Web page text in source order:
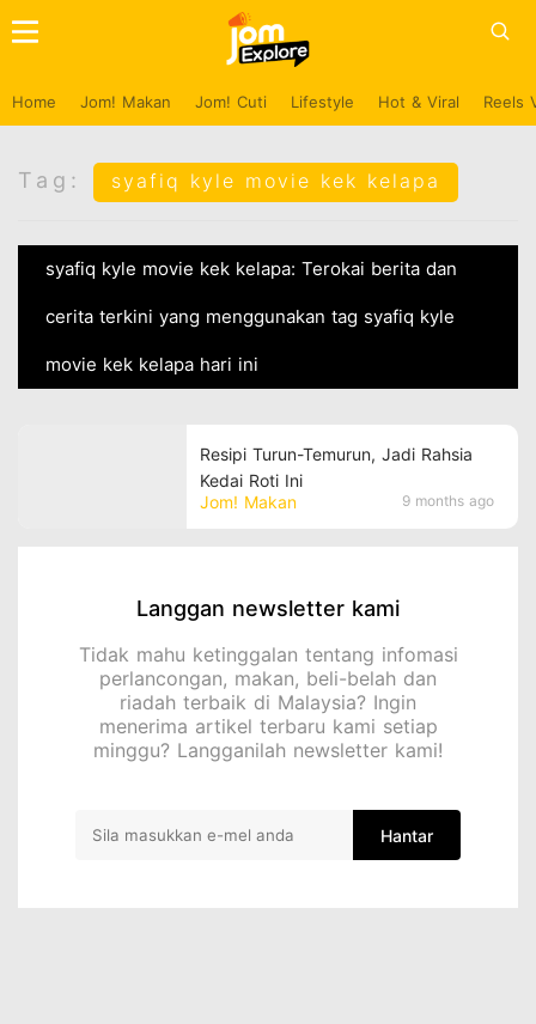
Home Jom! Makan Jom! Cuti Lifestyle Hot & Viral Reels
Tag: syafiq kyle movie kek kelapa
syafiq kyle movie kek kelapa: Terokai berita dan
cerita terkini yang menggunakan tag syafiq kyle
movie kek kelapa hari ini
Jom! Makan 9 months ago
Resipi Turun-Temurun, Jadi Rahsia
Kedai Roti Ini
Langgan newsletter kami
Tidak mahu ketinggalan tentang infomasi
perlancongan, makan, beli-belah dan
riadah terbaik di Malaysia? Ingin
menerima artikel terbaru kami setiap
minggu? Langganilah newsletter kami!
Hantar